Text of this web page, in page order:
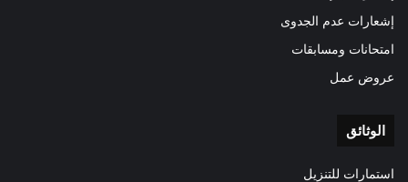
إشعارات عدم الجدوى
امتحانات ومسابقات
عروض عمل
الوثائق
استمارات للتنزيل